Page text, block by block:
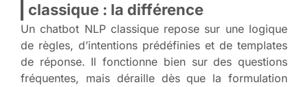
classique : la différence
Un chatbot NLP classique repose sur une logique
de règles, d’intentions prédéfinies et de templates
de réponse. Il fonctionne bien sur des questions
fréquentes, mais déraille dès que la formulation